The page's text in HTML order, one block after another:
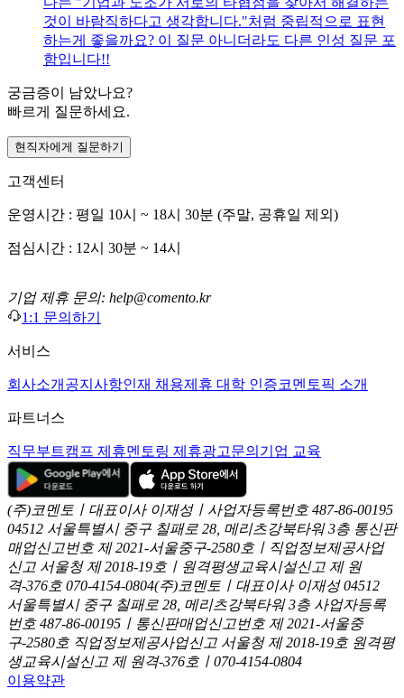
것이 바람직하다고 생각합니다."처럼 중립적으로 표현
하는게 좋을까요? 이 질문 아니더라도 다른 인성 질문 포
함입니다!!
궁금증이 남았나요?
빠르게 질문하세요.
현직자에게 질문하기
고객센터
운영시간 : 평일 10시 ~ 18시 30분 (주말, 공휴일 제외)
점심시간 : 12시 30분 ~ 14시
기업 제휴 문의: help@comento.kr
1:1 문의하기
서비스
회사소개 공지사항인재 채용제휴 대학 인증코멘토픽 소개
파트너스
직무부트캠프 제휴멘토링 제휴광고문의 기업 교육
(주)코멘토ㅣ대표이사 이재성ㅣ사업자등록번호 487-86-00195
04512 서울특별시 중구 칠패로 28, 메리츠강북타워 3층 통신판
매업신고번호 제 2021-서울중구-2580호ㅣ직업정보제공사업
신고 서울청 제 2018-19호ㅣ원격평생교육시설신고 제 원
격-376호 070-4154-0804(주)코멘토ㅣ대표이사 이재성 04512
서울특별시 중구 칠패로 28, 메리츠강북타워 3층 사업자등록
번호 487-86-00195ㅣ통신판매업신고번호 제 2021-서울중
구-2580호 직업정보제공사업신고 서울청 제 2018-19호 원격평
생교육시설신고 제 원격-376호ㅣ070-4154-0804
이용약관